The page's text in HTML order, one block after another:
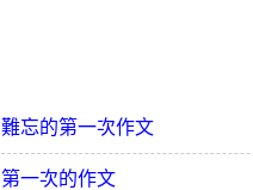
難忘的第一次作文
第一次的作文